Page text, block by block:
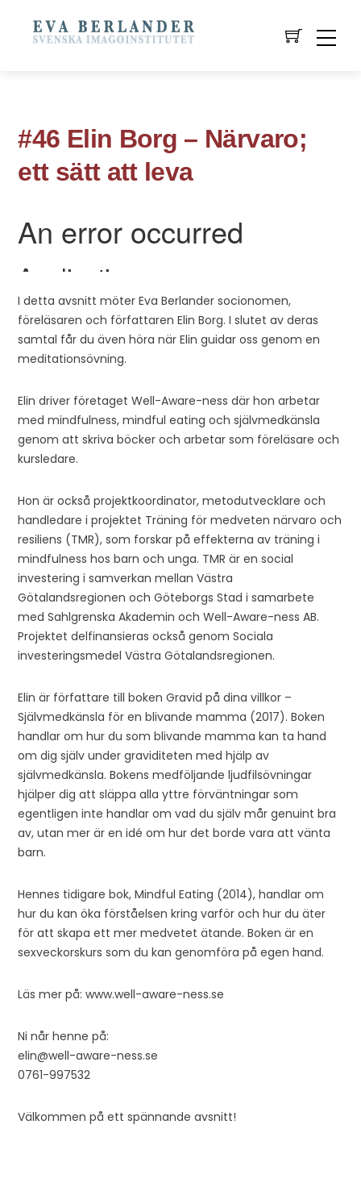
#46 Elin Borg – Närvaro;
ett sätt att leva
I detta avsnitt möter Eva Berlander socionomen,
föreläsaren och författaren Elin Borg. I slutet av deras
samtal får du även höra när Elin guidar oss genom en
meditationsövning.
Elin driver företaget Well-Aware-ness där hon arbetar
med mindfulness, mindful eating och självmedkänsla
genom att skriva böcker och arbetar som föreläsare och
kursledare.
Hon är också projektkoordinator, metodutvecklare och
handledare i projektet Träning för medveten närvaro och
resiliens (TMR), som forskar på effekterna av träning i
mindfulness hos barn och unga. TMR är en social
investering i samverkan mellan Västra
Götalandsregionen och Göteborgs Stad i samarbete
med Sahlgrenska Akademin och Well-Aware-ness AB.
Projektet delfinansieras också genom Sociala
investeringsmedel Västra Götalandsregionen.
Elin är författare till boken Gravid på dina villkor –
Självmedkänsla för en blivande mamma (2017). Boken
handlar om hur du som blivande mamma kan ta hand
om dig själv under graviditeten med hjälp av
självmedkänsla. Bokens medföljande ljudfilsövningar
hjälper dig att släppa alla yttre förväntningar som
egentligen inte handlar om vad du själv mår genuint bra
av, utan mer är en idé om hur det borde vara att vänta
barn.
Hennes tidigare bok, Mindful Eating (2014), handlar om
hur du kan öka förståelsen kring varför och hur du äter
för att skapa ett mer medvetet ätande. Boken är en
sexveckorskurs som du kan genomföra på egen hand.
Läs mer på: www.well-aware-ness.se
Ni når henne på:
elin@well-aware-ness.se
0761-997532
Välkommen på ett spännande avsnitt!